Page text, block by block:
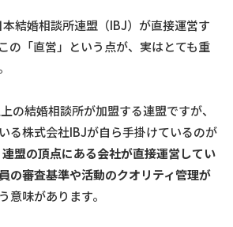
結婚相談所連盟（IBJ）が直接運営す
の「直営」という点が、実はとても重
の結婚相談所が加盟する連盟ですが、
る株式会社IBJが自ら手掛けているのが
連盟の頂点にある会社が直接運営してい
の審査基準や活動のクオリティ管理が
意味があります。